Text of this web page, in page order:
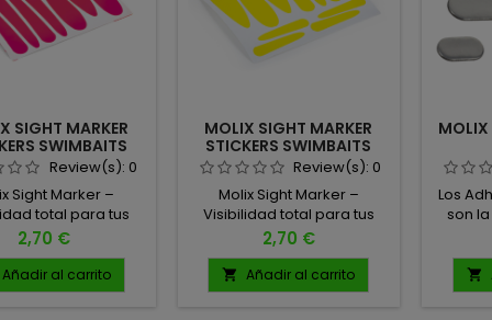
situación de
GRAMOS - 10 X 7
MM -...
guardar tus señuelos
favoritos sin enredos...
SIGHT MARKER
SWIMBAITS
PINK FLUOReview(s): 0
Sight Marker –
total para tus
🎯 Los adhesivos
Marker son la
perfecta para
el lomo de tus
Precio
2,70 €
Añadir al carrito
MOLIX SIGHT MARKER
STICKERS SWIMBAITS
YELLOW FLUO
Review(s): 0
Molix Sight Marker –
Visibilidad total para tus
Swimbaits 🎯 Los adhesivos
Molix Sight Marker son la
solución perfecta para
marcar el lomo de tus
Precio
2,70 €
 Añadir al carrito
MOLIX
Los
son
